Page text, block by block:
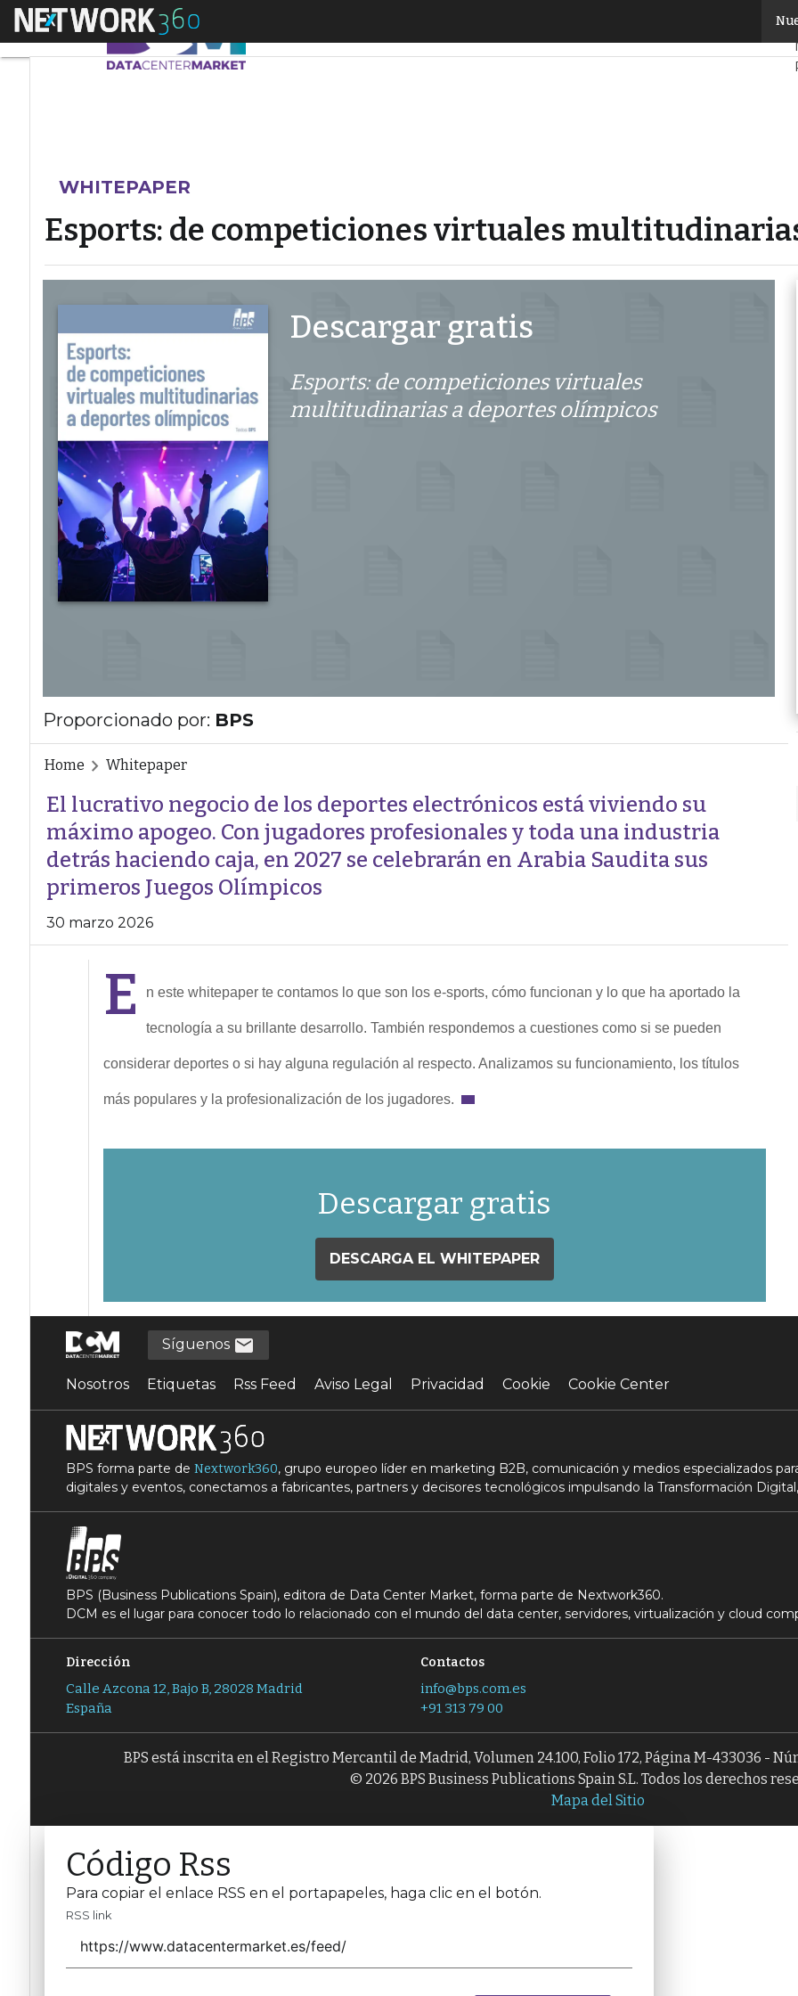
Menú Esports: de competiciones virtuales multitudinarias a deportes olímpicos
WHITEPAPER
Esports: de competiciones virtuales
Descargar gratis
Esports: de competiciones virtuales
multitudinarias a deportes olímpicos
Proporcionado por: BPS
Home Whitepaper
El lucrativo negocio de los deportes electrónicos está viviendo su
máximo apogeo. Con jugadores profesionales y toda una industria
detrás haciendo caja, en 2027 se celebrarán en Arabia Saudita sus
primeros Juegos Olímpicos
30 marzo 2026
E n este whitepaper te contamos lo que son los e-sports, cómo funcionan y lo que ha aportado la
tecnología a su brillante desarrollo. También respondemos a cuestiones como si se pueden
considerar deportes o si hay alguna regulación al respecto. Analizamos su funcionamiento, los títulos
más populares y la profesionalización de los jugadores.
Descargar gratis
DESCARGA EL WHITEPAPER
Síguenos
Nosotros Etiquetas Rss Feed Aviso Legal Privacidad Cookie Cookie Center
BPS forma parte de Nextwork360, grupo europeo líder en marketing B2B, comunicación y medios especializados
digitales y eventos, conectamos a fabricantes, partners y decisores tecnológicos impulsando la Transformación
BPS (Business Publications Spain), editora de Data Center Market, forma parte de Nextwork360.
DCM es el lugar para conocer todo lo relacionado con el mundo del data center, servidores, virtualización y cloud
Dirección
Calle Azcona 12, Bajo B, 28028 Madrid
España
Contactos
info@bps.com.es
+91 313 79 00
BPS está inscrita en el Registro Mercantil de Madrid, Volumen 24.100, Folio 172, Página M-433036 -
© 2026 BPS Business Publications Spain S.L. Todos los derechos
Mapa del Sitio
Código Rss
Para copiar el enlace RSS en el portapapeles, haga clic en el botón.
RSS link